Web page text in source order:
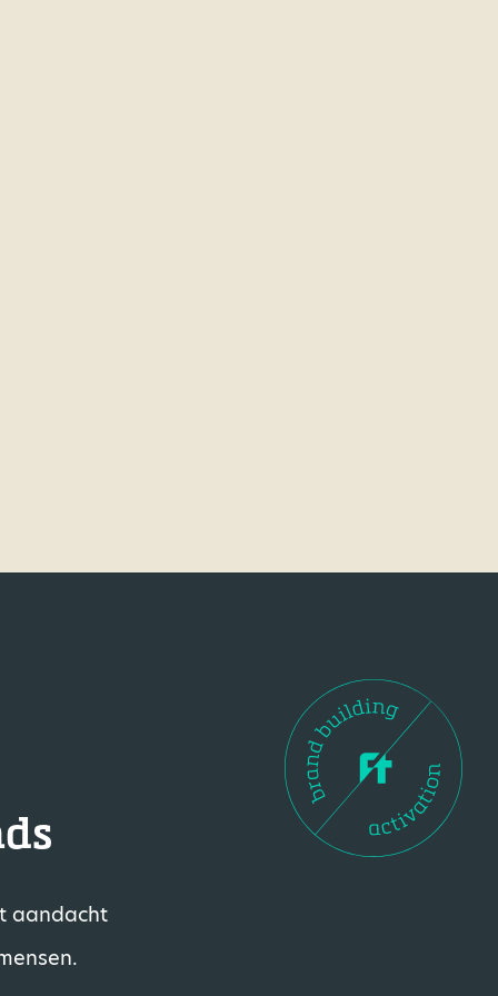
aandacht